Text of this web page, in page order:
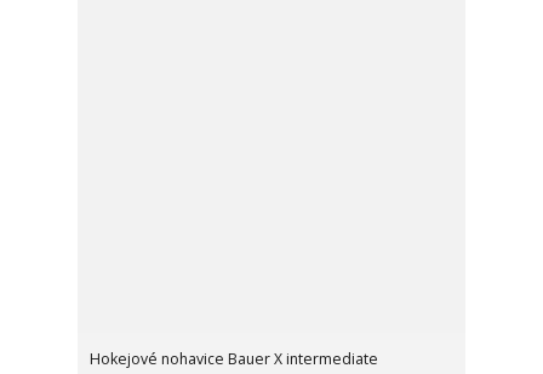
Hokejové nohavice Bauer X intermediate